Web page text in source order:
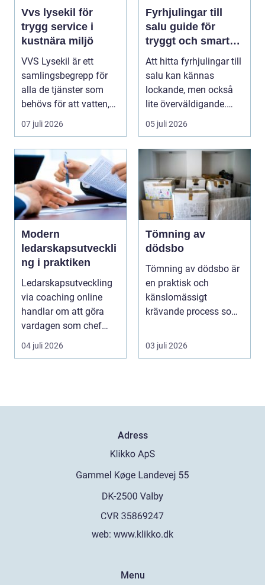
Vvs lysekil för
trygg service i
kustnära miljö
VVS Lysekil är ett
samlingsbegrepp för
alla de tjänster som
behövs för att vatten,
värme och avlopp ...
07 juli 2026
Fyrhjulingar till
salu guide för
tryggt och smart
köp
Att hitta fyrhjulingar till
salu kan kännas
lockande, men också
lite överväldigande.
Utbudet är stor...
05 juli 2026
Modern
ledarskapsutveckli
ng i praktiken
Ledarskapsutveckling
via coaching online
handlar om att göra
vardagen som chef
både mer h...
04 juli 2026
Tömning av
dödsbo
Tömning av dödsbo är
en praktisk och
känslomässigt
krävande process som
gång ell...
03 juli 2026
Adress
web: www.klikko.dk
Menu